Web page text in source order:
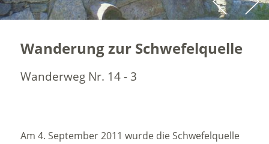
Wanderung zur Schwefelquelle
Wanderweg Nr. 14 - 3
Am 4. September 2011 wurde die Schwefelquelle